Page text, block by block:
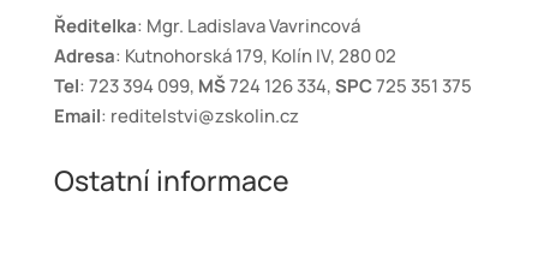
Ředitelka: Mgr. Ladislava Vavrincová
Adresa: Kutnohorská 179, Kolín IV, 280 02
Tel: 723 394 099, MŠ724 126 334,SPC725 351 375
Email: reditelstvi@zskolin.cz
Ostatní informace